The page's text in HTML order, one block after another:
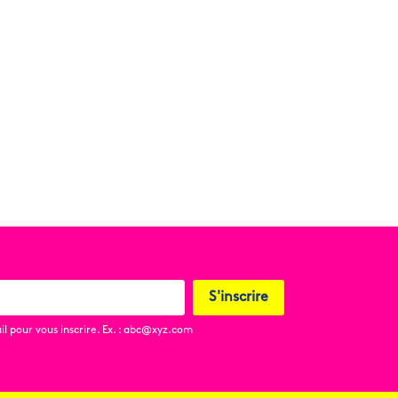
pour vous inscrire. Ex. : abc@xyz.com
S'inscrire